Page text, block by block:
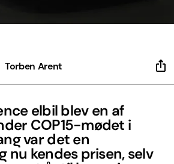
Torben Arent
elbil blev en af
COP15-mødet i
var det en
nu kendes prisen, selv